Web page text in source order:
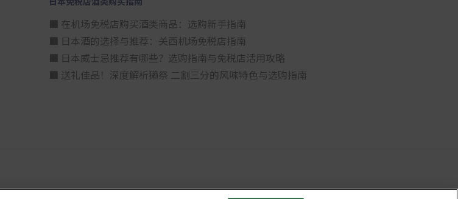
■ 在机场免税店购买酒类商品：选购新手指南
■ 日本酒的选择与推荐：关西机场免税店指南
■ 日本威士忌推荐有哪些？选购指南与免税店活用攻略
■ 送礼佳品！深度解析獭祭 二割三分的风味特色与选购指南